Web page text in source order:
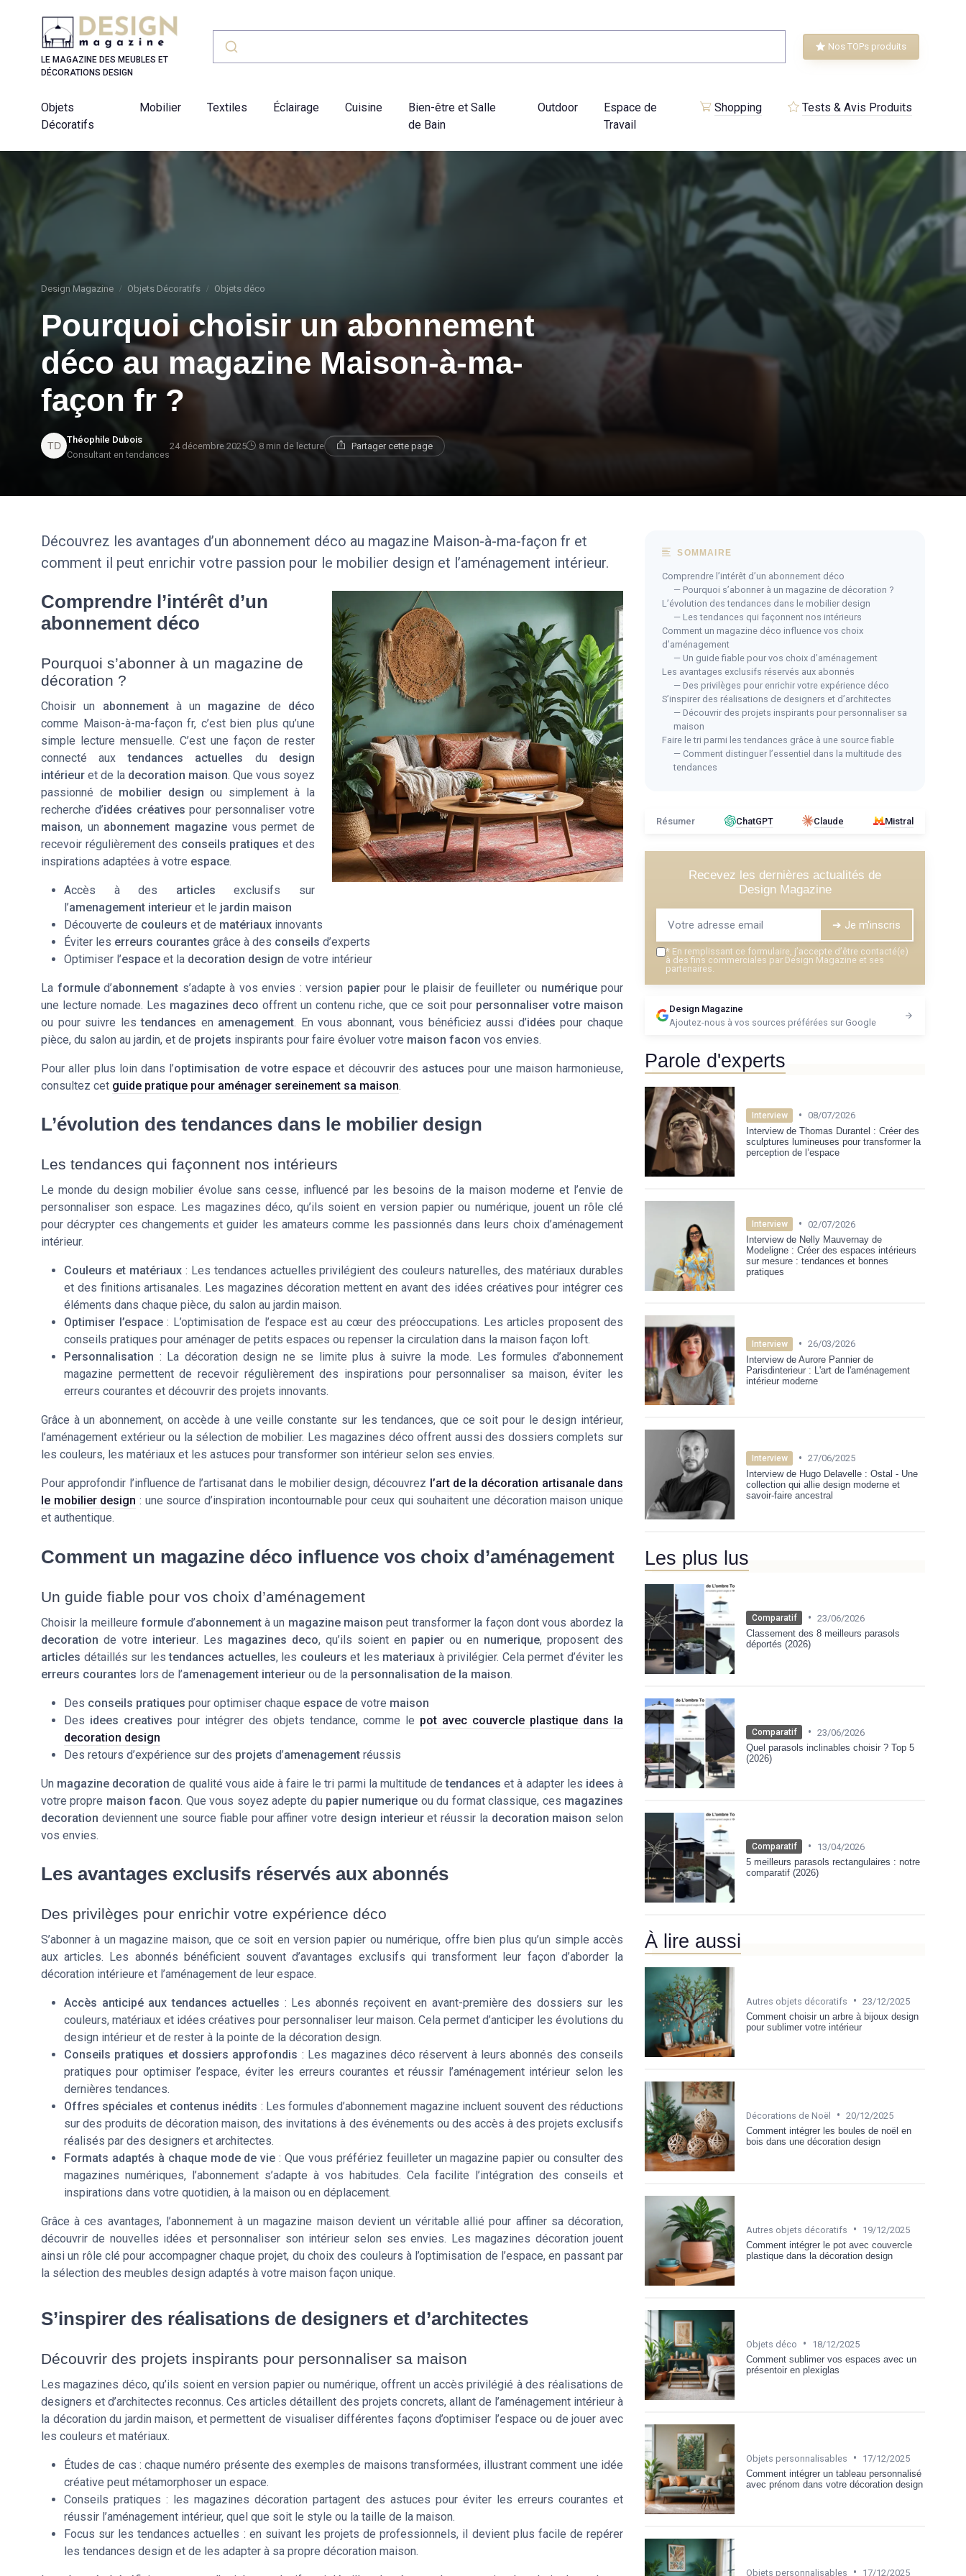
LE MAGAZINE DES MEUBLES ET
DÉCORATIONS DESIGN
Nos TOPs produits
Objets
Décoratifs
Mobilier Textiles Éclairage Cuisine
Bien-être et Salle
de Bain
Outdoor
Espace de
Travail
Shopping Tests & Avis Produits
Design Magazine Objets Décoratifs Objets déco
Pourquoi choisir un abonnement
déco au magazine Maison-à-ma-
façon fr ?
Théophile Dubois
Consultant en tendances
24 décembre 2025 8 min de lecture Partager cette page
Découvrez les avantages d’un abonnement déco au magazine Maison-à-ma-façon fr et
comment il peut enrichir votre passion pour le mobilier design et l’aménagement intérieur.
Comprendre l’intérêt d’un
abonnement déco
Pourquoi s’abonner à un magazine de
décoration ?
Choisir un abonnementà un magazine de déco
comme Maison-à-ma-façon fr, c’est bien plus qu’une
simple lecture mensuelle. C’est une façon de rester
connecté auxtendances actuelles du design
intérieur et de la decoration maison. Que vous soyez
passionné de mobilier design ou simplement à la
recherche d’idées créatives pour personnaliser votre
maison, un abonnement magazine vous permet de
recevoir régulièrement des conseils pratiques et des
inspirations adaptées à votre espace.
Accès à des articles exclusifs sur
l’amenagement interieur et le jardin maison
Découverte de couleurs et de matériaux innovants
Éviter les erreurs courantes grâce à des conseils d’experts
Optimiser l’espace et la decoration design de votre intérieur
La formuled’abonnement s’adapte à vos envies : version papierpour le plaisir de feuilleter ou numériquepour
une lecture nomade. Les magazines deco offrent un contenu riche, que ce soit pour personnaliser votre maison
ou pour suivre lestendances en amenagement. En vous abonnant, vous bénéficiez aussi d’idées pour chaque
pièce, du salon au jardin, et de projets inspirants pour faire évoluer votre maison facon vos envies.
Pour aller plus loin dans l’optimisation de votre espace et découvrir des astuces pour une maison harmonieuse,
consultez cet guide pratique pour aménager sereinement sa maison.
L’évolution des tendances dans le mobilier design
Les tendances qui façonnent nos intérieurs
Le monde du design mobilier évolue sans cesse, influencé par les besoins de la maison moderne et l’envie de
personnaliser son espace. Les magazines déco, qu’ils soient en version papier ou numérique, jouent un rôle clé
pour décrypter ces changements et guider les amateurs comme les passionnés dans leurs choix d’aménagement
intérieur.
Couleurs et matériaux: Les tendances actuelles privilégient des couleurs naturelles, des matériaux durables
et des finitions artisanales. Les magazines décoration mettent en avant des idées créatives pour intégrer ces
éléments dans chaque pièce, du salon au jardin maison.
Optimiser l’espace: L’optimisation de l’espace est au cœur des préoccupations. Les articles proposent des
conseils pratiques pour aménager de petits espaces ou repenser la circulation dans la maison façon loft.
Personnalisation : La décoration design ne se limite plus à suivre la mode. Les formules d’abonnement
magazine permettent de recevoir régulièrement des inspirations pour personnaliser sa maison, éviter les
erreurs courantes et découvrir des projets innovants.
Grâce à un abonnement, on accède à une veille constante sur les tendances, que ce soit pour le design intérieur,
l’aménagement extérieur ou la sélection de mobilier. Les magazines déco offrent aussi des dossiers complets sur
les couleurs, les matériaux et les astuces pour transformer son intérieur selon ses envies.
Pour approfondir l’influence de l’artisanat dans le mobilier design, découvrez l’art de la décoration artisanale dans
le mobilier design : une source d’inspiration incontournable pour ceux qui souhaitent une décoration maison unique
et authentique.
Comment un magazine déco influence vos choix d’aménagement
Un guide fiable pour vos choix d’aménagement
Choisir la meilleureformule d’abonnementà un magazine maison peut transformer la façon dont vous abordez la
decoration de votre interieur. Les magazines deco, qu’ils soient en papier ou en numerique, proposent des
articles détaillés sur lestendances actuelles, les couleurs et les materiaux à privilégier. Cela permet d’éviter les
erreurs courantes lors de l’amenagement interieur ou de la personnalisation de la maison.
Des conseils pratiques pour optimiser chaque espace de votre maison
Des idees creatives pour intégrer des objets tendance, comme le pot avec couvercle plastique dans la
decoration design
Des retours d’expérience sur des projets d’amenagement réussis
Un magazine decoration de qualité vous aide à faire le tri parmi la multitude detendances et à adapter les idees à
votre propre maison facon. Que vous soyez adepte du papier numerique ou du format classique, ces magazines
decoration deviennent une source fiable pour affiner votre design interieuret réussir la decoration maison selon
vos envies.
Les avantages exclusifs réservés aux abonnés
Des privilèges pour enrichir votre expérience déco
S’abonner à un magazine maison, que ce soit en version papier ou numérique, offre bien plus qu’un simple accès
aux articles. Les abonnés bénéficient souvent d’avantages exclusifs qui transforment leur façon d’aborder la
décoration intérieure et l’aménagement de leur espace.
Accès anticipé aux tendances actuelles : Les abonnés reçoivent en avant-première des dossiers sur les
couleurs, matériaux et idées créatives pour personnaliser leur maison. Cela permet d’anticiper les évolutions du
design intérieur et de rester à la pointe de la décoration design.
Conseils pratiques et dossiers approfondis : Les magazines déco réservent à leurs abonnés des conseils
pratiques pour optimiser l’espace, éviter les erreurs courantes et réussir l’aménagement intérieur selon les
dernières tendances.
Offres spéciales et contenus inédits : Les formules d’abonnement magazine incluent souvent des réductions
sur des produits de décoration maison, des invitations à des événements ou des accès à des projets exclusifs
réalisés par des designers et architectes.
Formats adaptés à chaque mode de vie : Que vous préfériez feuilleter un magazine papier ou consulter des
magazines numériques, l’abonnement s’adapte à vos habitudes. Cela facilite l’intégration des conseils et
inspirations dans votre quotidien, à la maison ou en déplacement.
Grâce à ces avantages, l’abonnement à un magazine maison devient un véritable allié pour affiner sa décoration,
découvrir de nouvelles idées et personnaliser son intérieur selon ses envies. Les magazines décoration jouent
ainsi un rôle clé pour accompagner chaque projet, du choix des couleurs à l’optimisation de l’espace, en passant par
la sélection des meubles design adaptés à votre maison façon unique.
S’inspirer des réalisations de designers et d’architectes
Découvrir des projets inspirants pour personnaliser sa maison
Les magazines déco, qu’ils soient en version papier ou numérique, offrent un accès privilégié à des réalisations de
designers et d’architectes reconnus. Ces articles détaillent des projets concrets, allant de l’aménagement intérieur à
la décoration du jardin maison, et permettent de visualiser différentes façons d’optimiser l’espace ou de jouer avec
les couleurs et matériaux.
Études de cas : chaque numéro présente des exemples de maisons transformées, illustrant comment une idée
créative peut métamorphoser un espace.
Conseils pratiques : les magazines décoration partagent des astuces pour éviter les erreurs courantes et
réussir l’aménagement intérieur, quel que soit le style ou la taille de la maison.
Focus sur les tendances actuelles : en suivant les projets de professionnels, il devient plus facile de repérer
les tendances design et de les adapter à sa propre décoration maison.
SOMMAIRE
Comprendre l’intérêt d’un abonnement déco
— Pourquoi s’abonner à un magazine de décoration ?
L’évolution des tendances dans le mobilier design
— Les tendances qui façonnent nos intérieurs
Comment un magazine déco influence vos choix
d’aménagement
— Un guide fiable pour vos choix d’aménagement
Les avantages exclusifs réservés aux abonnés
— Des privilèges pour enrichir votre expérience déco
S’inspirer des réalisations de designers et d’architectes
— Découvrir des projets inspirants pour personnaliser sa
maison
Faire le tri parmi les tendances grâce à une source fiable
— Comment distinguer l’essentiel dans la multitude des
tendances
Résumer ChatGPT Claude Mistral
Recevez les dernières actualités de
Design Magazine
➔ Je m'inscris
* En remplissant ce formulaire, j’accepte d’être contacté(e)
à des fins commerciales par Design Magazine et ses
partenaires.
Design Magazine
Ajoutez-nous à vos sources préférées sur Google
Parole d'experts
Interview • 08/07/2026
Interview de Thomas Durantel : Créer des
sculptures lumineuses pour transformer la
perception de l’espace
Interview • 02/07/2026
Interview de Nelly Mauvernay de
Modeligne : Créer des espaces intérieurs
sur mesure : tendances et bonnes
pratiques
Interview • 26/03/2026
Interview de Aurore Pannier de
Parisdinterieur : L'art de l'aménagement
intérieur moderne
Interview • 27/06/2025
Interview de Hugo Delavelle : Ostal - Une
collection qui allie design moderne et
savoir-faire ancestral
Les plus lus
Comparatif • 23/06/2026
Classement des 8 meilleurs parasols
déportés (2026)
Comparatif • 23/06/2026
Quel parasols inclinables choisir ? Top 5
(2026)
Comparatif •
13/04/2026
5 meilleurs parasols rectangulaires : notre
comparatif (2026)
À lire aussi
Autres objets décoratifs • 23/12/2025
Comment choisir un arbre à bijoux design
pour sublimer votre intérieur
Décorations de Noël • 20/12/2025
Comment intégrer les boules de noël en
bois dans une décoration design
Autres objets décoratifs •
19/12/2025
Comment intégrer le pot avec couvercle
plastique dans la décoration design
Objets déco •
18/12/2025
Comment sublimer vos espaces avec un
présentoir en plexiglas
Objets personnalisables •
17/12/2025
Comment intégrer un tableau personnalisé
avec prénom dans votre décoration design
Objets personnalisables • 17/12/2025